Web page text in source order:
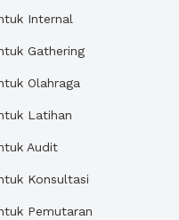
Internal
Gathering
Olahraga
Latihan
Audit
Konsultasi
Pemutaran